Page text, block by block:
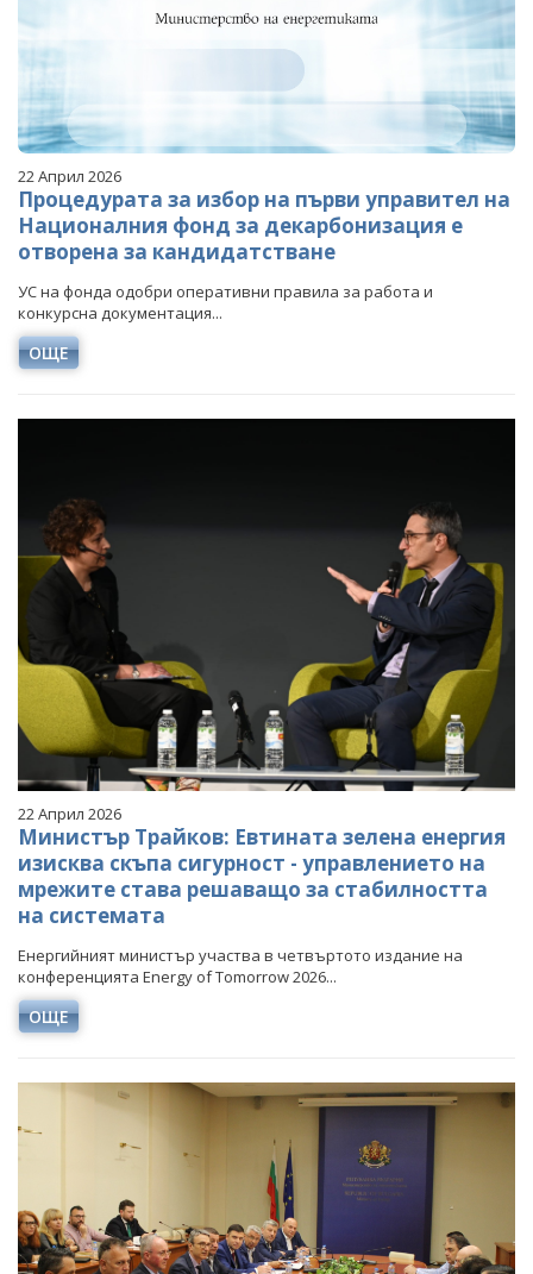
22 Април 2026
Процедурата за избор на първи управител на
Националния фонд за декарбонизация е
отворена за кандидатстване
УС на фонда одобри оперативни правила за работа и
конкурсна документация...
ОЩЕ
22 Април 2026
Министър Трайков: Евтината зелена енергия
изисква скъпа сигурност - управлението на
мрежите става решаващо за стабилността
на системата
Енергийният министър участва в четвъртото издание на
конференцията Energy of Tomorrow 2026...
ОЩЕ